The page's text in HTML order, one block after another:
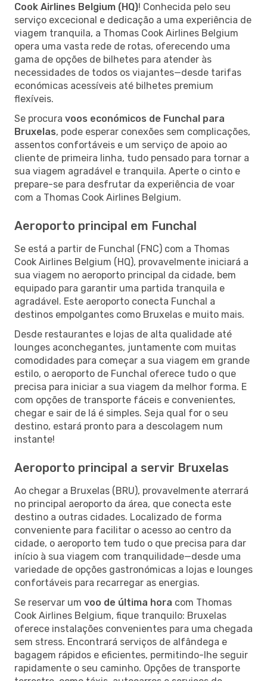
Cook Airlines Belgium (HQ)! Conhecida pelo seu
serviço excecional e dedicação a uma experiência de
viagem tranquila, a Thomas Cook Airlines Belgium
opera uma vasta rede de rotas, oferecendo uma
gama de opções de bilhetes para atender às
necessidades de todos os viajantes—desde tarifas
económicas acessíveis até bilhetes premium
flexíveis.
Se procura voos económicos de Funchal para
Bruxelas, pode esperar conexões sem complicações,
assentos confortáveis e um serviço de apoio ao
cliente de primeira linha, tudo pensado para tornar a
sua viagem agradável e tranquila. Aperte o cinto e
prepare-se para desfrutar da experiência de voar
com a Thomas Cook Airlines Belgium.
Aeroporto principal em Funchal
Se está a partir de Funchal (FNC) com a Thomas
Cook Airlines Belgium (HQ), provavelmente iniciará a
sua viagem no aeroporto principal da cidade, bem
equipado para garantir uma partida tranquila e
agradável. Este aeroporto conecta Funchal a
destinos empolgantes como Bruxelas e muito mais.
Desde restaurantes e lojas de alta qualidade até
lounges aconchegantes, juntamente com muitas
comodidades para começar a sua viagem em grande
estilo, o aeroporto de Funchal oferece tudo o que
precisa para iniciar a sua viagem da melhor forma. E
com opções de transporte fáceis e convenientes,
chegar e sair de lá é simples. Seja qual for o seu
destino, estará pronto para a descolagem num
instante!
Aeroporto principal a servir Bruxelas
Ao chegar a Bruxelas (BRU), provavelmente aterrará
no principal aeroporto da área, que conecta este
destino a outras cidades. Localizado de forma
conveniente para facilitar o acesso ao centro da
cidade, o aeroporto tem tudo o que precisa para dar
início à sua viagem com tranquilidade—desde uma
variedade de opções gastronómicas a lojas e lounges
confortáveis para recarregar as energias.
Se reservar um voo de última hora com Thomas
Cook Airlines Belgium, fique tranquilo: Bruxelas
oferece instalações convenientes para uma chegada
sem stress. Encontrará serviços de alfândega e
bagagem rápidos e eficientes, permitindo-lhe seguir
rapidamente o seu caminho. Opções de transporte